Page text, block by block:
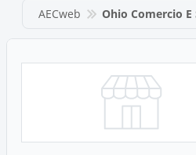
AECweb Ohio Comercio E